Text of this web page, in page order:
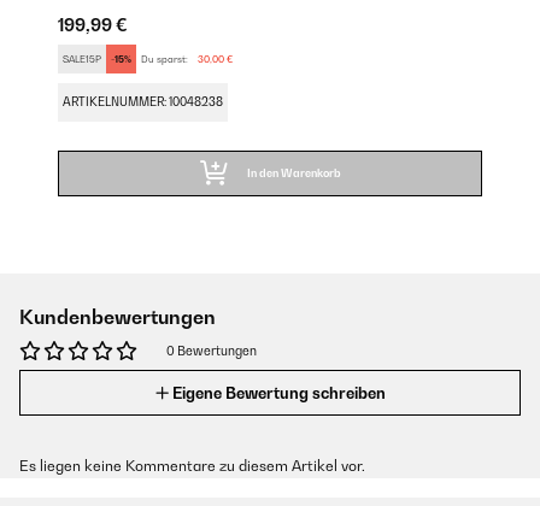
199,99 €
SALE15P -15% Du sparst: 30,00 €
ARTIKELNUMMER: 10048238
In den Warenkorb
Kundenbewertungen
0 Bewertungen
Eigene Bewertung schreiben
Es liegen keine Kommentare zu diesem Artikel vor.